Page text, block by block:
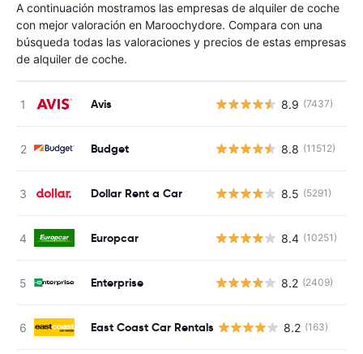
A continuación mostramos las empresas de alquiler de coche
con mejor valoración en Maroochydore. Compara con una
búsqueda todas las valoraciones y precios de estas empresas
de alquiler de coche.
Avis 8.9 (7437)
Budget 8.8 (11512)
Dollar Rent a Car 8.5 (5291)
Europcar 8.4 (10251)
Enterprise 8.2 (2409)
East Coast Car Rentals 8.2 (163)